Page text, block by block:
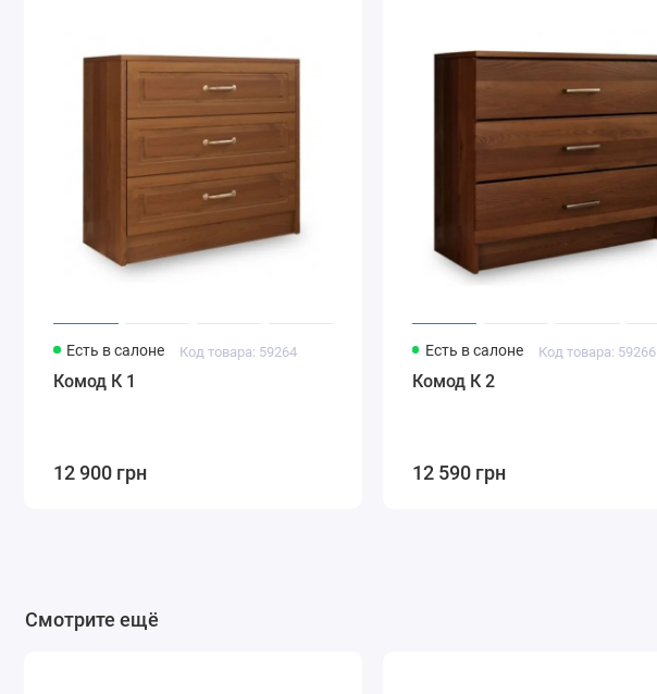
Есть в салоне Код товара: 59264
Комод К 1
12 900 грн
Есть в салоне Код товара: 59266
Комод К 2
12 590 грн
Смотрите ещё